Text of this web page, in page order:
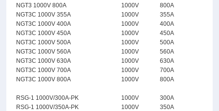
NGT3 1000V 800A
1000V
800A
NGT3C 1000V 355A
1000V
355A
NGT3C 1000V 400A
1000V
400A
NGT3C 1000V 450A
1000V
450A
NGT3C 1000V 500A
1000V
500A
NGT3C 1000V 560A
1000V
560A
NGT3C 1000V 630A
1000V
630A
NGT3C 1000V 700A
1000V
700A
NGT3C 1000V 800A
1000V 800A
RSG-1 1000V/300A-PK 1000V
300A
RSG-1 1000V/350A-PK
1000V
350A